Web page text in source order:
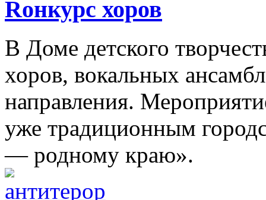
Rонкурс хоров
В Доме детского
хоров, вокальных
направления.
уже традиционным
— родному краю».